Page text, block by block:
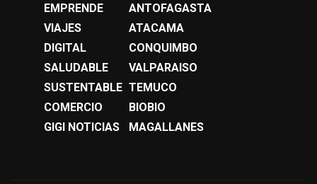
EMPRENDE
VIAJES
DIGITAL
SALUDABLE
SUSTENTABLE
COMERCIO
GIGI NOTICIAS
ANTOFAGASTA
ATACAMA
CONQUIMBO
VALPARAISO
TEMUCO
BIOBIO
MAGALLANES